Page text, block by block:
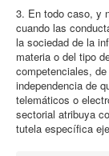
3. En todo caso, y
cuando las
la sociedad de la
materia o del tipo
competenciales,
independencia de
telemáticos o
sectorial atribuya
tutela específica